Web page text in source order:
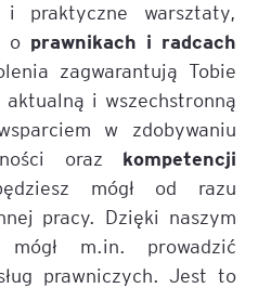
i praktyczne warsztaty,
o prawnikach i radcach
zagwarantują Tobie
aktualną i wszechstronną
w zdobywaniu
oraz kompetencji
mógł od razu
pracy. Dzięki naszym
mógł m.in. prowadzić
prawniczych. Jest to